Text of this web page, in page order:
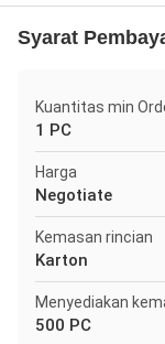
Syarat
Kuantitas min
1 PC
Harga
Negotiate
Kemasan rincian
Karton
Menyediakan
500 PC